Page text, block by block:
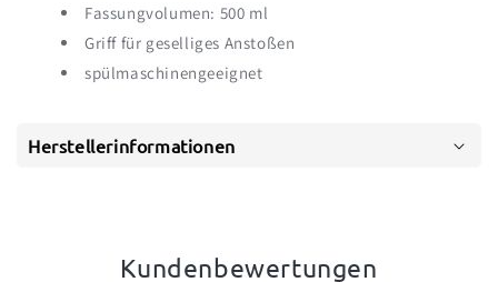
Fassungvolumen: 500 ml
Griff für geselliges Anstoßen
spülmaschinengeeignet
Herstellerinformationen
Kundenbewertungen